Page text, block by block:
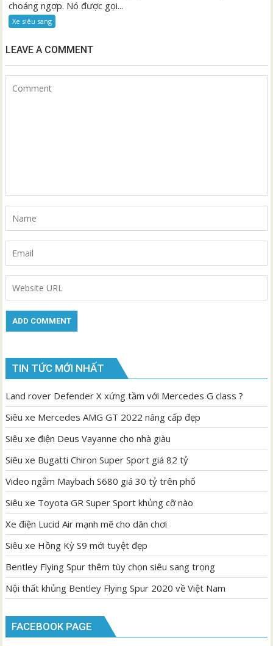
choáng ngợp. Nó được gọi...
Xe siêu sang
LEAVE A COMMENT
TIN TỨC MỚI NHẤT
Land rover Defender X xứng tầm với Mercedes G class ?
Siêu xe Mercedes AMG GT 2022 nâng cấp đẹp
Siêu xe điện Deus Vayanne cho nhà giàu
Siêu xe Bugatti Chiron Super Sport giá 82 tỷ
Video ngắm Maybach S680 giá 30 tỷ trên phố
Siêu xe Toyota GR Super Sport khủng cỡ nào
Xe điện Lucid Air mạnh mẽ cho dân chơi
Siêu xe Hồng Kỳ S9 mới tuyệt đẹp
Bentley Flying Spur thêm tùy chọn siêu sang trọng
Nội thất khủng Bentley Flying Spur 2020 về Việt Nam
FACEBOOK PAGE